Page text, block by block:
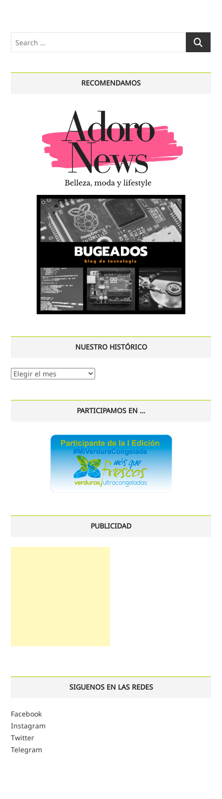
Search
…
RECOMENDAMOS
NUESTRO HISTÓRICO
Nuestro
PARTICIPAMOS EN …
PUBLICIDAD
SIGUENOS EN LAS REDES
Facebook
Instagram
Twitter
Telegram